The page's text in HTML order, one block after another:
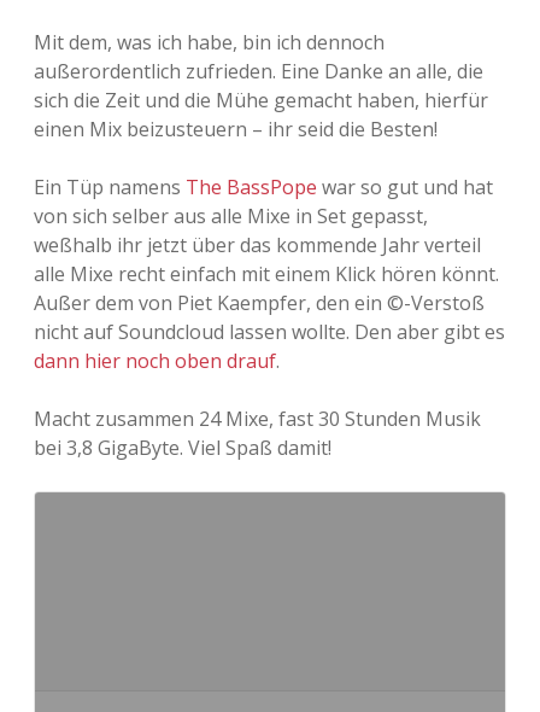
Adventskalender 2020
Adventskalender 2021
Adventskalender 2022
Adventskalender 2023
Adventskalender 2024
Mit dem, was ich habe, bin ich dennoch
außerordentlich zufrieden. Eine Danke an alle, die
sich die Zeit und die Mühe gemacht haben, hierfür
einen Mix beizusteuern – ihr seid die Besten!
Ein Tüp namens The BassPope war so gut und hat
von sich selber aus alle Mixe in Set gepasst,
weßhalb ihr jetzt über das kommende Jahr verteil
alle Mixe recht einfach mit einem Klick hören könnt.
Außer dem von Piet Kaempfer, den ein ©-Verstoß
nicht auf Soundcloud lassen wollte. Den aber gibt es
dann hier noch oben drauf.
Macht zusammen 24 Mixe, fast 30 Stunden Musik
bei 3,8 GigaByte. Viel Spaß damit!